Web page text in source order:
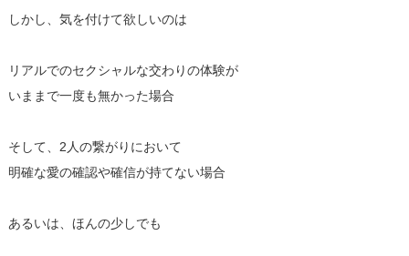
しかし、気を付けて欲しいのは
リアルでのセクシャルな交わりの体験が
いままで一度も無かった場合
そして、2人の繋がりにおいて
明確な愛の確認や確信が持てない場合
あるいは、ほんの少しでも